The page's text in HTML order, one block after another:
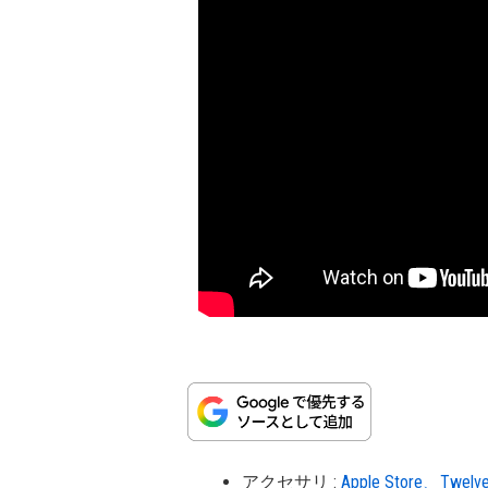
アクセサリ : Apple Store、